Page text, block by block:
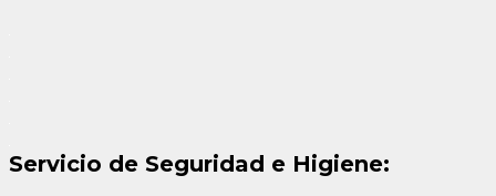
Servicio de Seguridad e Higiene: